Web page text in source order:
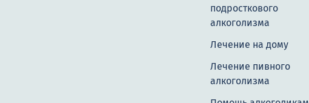
подросткового
алкоголизма
Лечение на дому
Лечение пивного
алкоголизма